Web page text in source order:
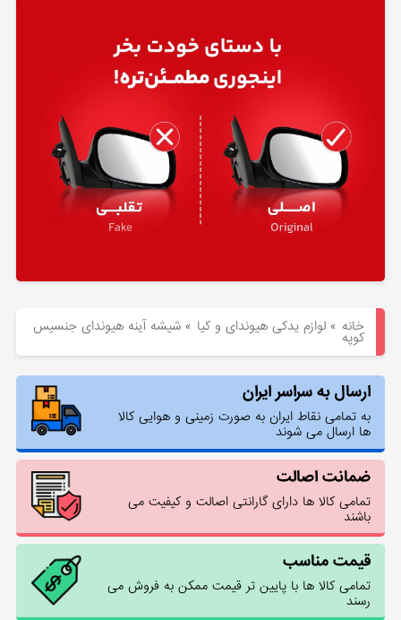
خانه »لوازم یدکی هیوندای و کیا »شیشه آینه هیوندای جنسیس
کوپه
ارسال به سراسر ایران
به تمامی نقاط ایران به صورت زمینی و هوایی کالا
ها ارسال می شوند
ضمانت اصالت
تمامی کالا ها دارای گارانتی اصالت و کیفیت می
باشند
قیمت مناسب
تمامی کالا ها با پایین تر قیمت ممکن به فروش می
رسند